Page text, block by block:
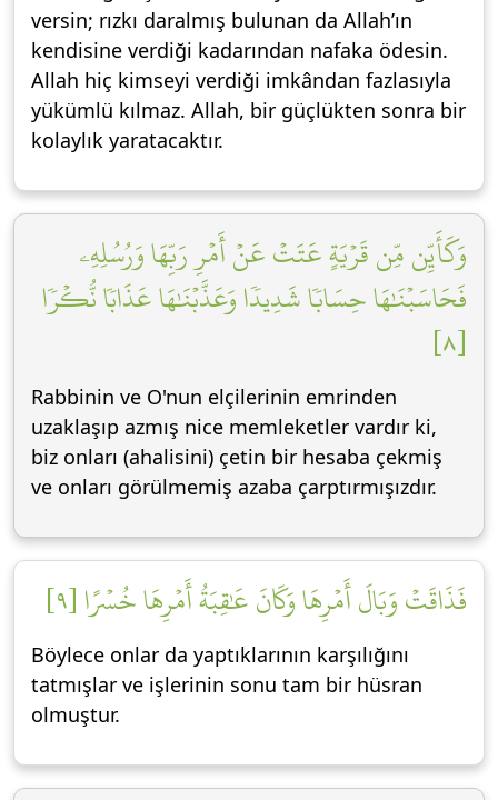
versin; rızkı daralmış bulunan da Allah’ın
kendisine verdiği kadarından nafaka ödesin.
Allah hiç kimseyi verdiği imkândan fazlasıyla
yükümlü kılmaz. Allah, bir güçlükten sonra bir
kolaylık yaratacaktır.
وَكَأَيِّن مِّن قَرۡيَةٍ عَتَتۡ عَنۡ أَمۡرِ رَبِّهَا وَرُسُلِهِۦ
فَحَاسَبۡنَٰهَا حِسَابٗا شَدِيدٗا وَعَذَّبۡنَٰهَا عَذَابٗا نُّكۡرٗا
[٨]
Rabbinin ve O'nun elçilerinin emrinden
uzaklaşıp azmış nice memleketler vardır ki,
biz onları (ahalisini) çetin bir hesaba çekmiş
ve onları görülmemiş azaba çarptırmışızdır.
فَذَاقَتۡ وَبَالَ أَمۡرِهَا وَكَانَ عَٰقِبَةُ أَمۡرِهَا خُسۡرًا [٩]
Böylece onlar da yaptıklarının karşılığını
tatmışlar ve işlerinin sonu tam bir hüsran
olmuştur.